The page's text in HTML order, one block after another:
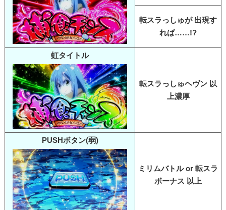
転スラっしゅが 出現す
れば……!?
虹タイトル
転スラっしゅヘヴン 以
上濃厚
PUSHボタン(弱)
ミリムバトル or 転スラ
ボーナス 以上